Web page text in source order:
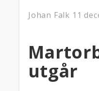
Johan Falk 11
utgår